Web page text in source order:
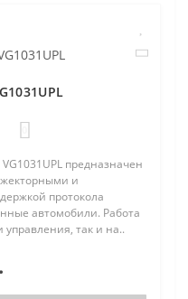
предназначен
и
протокола
автомобили. Работа
так и на..